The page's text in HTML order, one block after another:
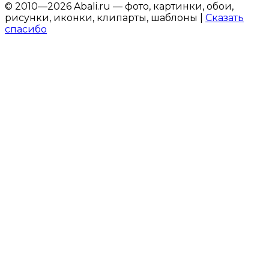
© 2010—2026 Abali.ru — фото, картинки, обои,
рисунки, иконки, клипарты, шаблоны | Сказать
спасибо